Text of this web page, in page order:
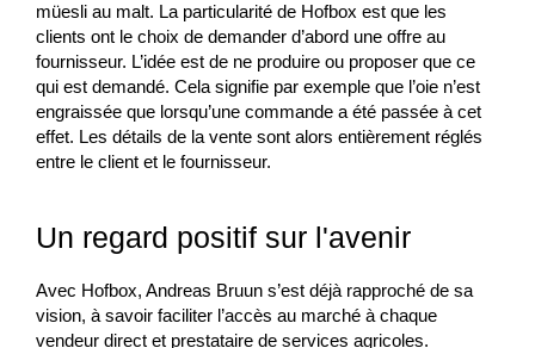
müesli au malt. La particularité de Hofbox est que les
clients ont le choix de demander d’abord une offre au
fournisseur. L’idée est de ne produire ou proposer que ce
qui est demandé. Cela signifie par exemple que l’oie n’est
engraissée que lorsqu’une commande a été passée à cet
effet. Les détails de la vente sont alors entièrement réglés
entre le client et le fournisseur.
Un regard positif sur l'avenir
Avec Hofbox, Andreas Bruun s’est déjà rapproché de sa
vision, à savoir faciliter l’accès au marché à chaque
vendeur direct et prestataire de services agricoles.